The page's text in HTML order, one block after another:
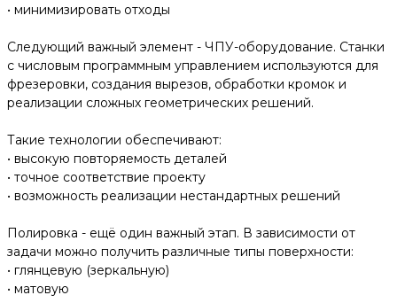
• минимизировать отходы
Следующий важный элемент - ЧПУ-оборудование. Станки
с числовым программным управлением используются для
фрезеровки, создания вырезов, обработки кромок и
реализации сложных геометрических решений.
Такие технологии обеспечивают:
• высокую повторяемость деталей
• точное соответствие проекту
• возможность реализации нестандартных решений
Полировка - ещё один важный этап. В зависимости от
задачи можно получить различные типы поверхности:
• глянцевую (зеркальную)
• матовую